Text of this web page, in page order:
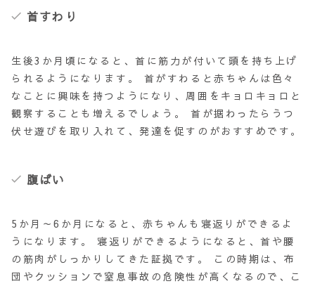
首すわり
生後3か月頃 になると、首に筋力が付いて頭を持ち上げ
られるようになります。 首がすわると赤ちゃんは色々
なことに興味を持つようになり、周囲をキョロキョロと
観察することも増えるでしょう。 首が据わったらうつ
伏せ遊びを取り入れて、発達を促すのがおすすめです。
腹ばい
5か月～6か月 になると、赤ちゃんも寝返りができるよ
うになります。 寝返りができるようになると、首や腰
の筋肉がしっかりしてきた証拠です。 この時期は、布
団やクッションで窒息事故の危険性が高くなるので、こ